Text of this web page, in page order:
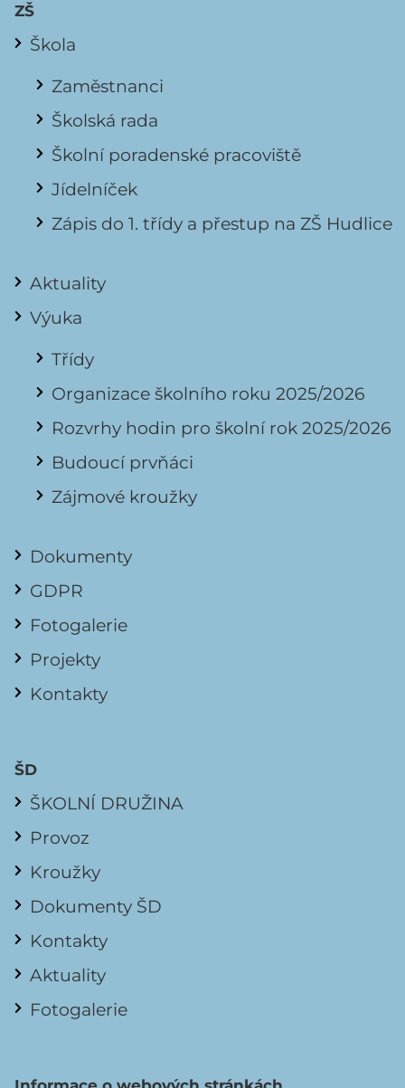
ZŠ
Škola
Zaměstnanci
Školská rada
Školní poradenské pracoviště
Jídelníček
Zápis do 1. třídy a přestup na ZŠ Hudlice
Aktuality
Výuka
Třídy
Organizace školního roku 2025/2026
Rozvrhy hodin pro školní rok 2025/2026
Budoucí prvňáci
Zájmové kroužky
Dokumenty
GDPR
Fotogalerie
Projekty
Kontakty
ŠD
ŠKOLNÍ DRUŽINA
Provoz
Kroužky
Dokumenty ŠD
Kontakty
Aktuality
Fotogalerie